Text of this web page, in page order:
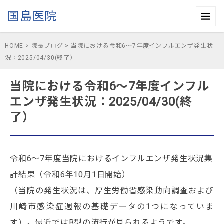
国島医院
HOME > 院長ブログ > 当院における令和6～7年度インフルエンザ発生状
況：2025/04/30(終了）
当院における令和6～7年度インフル
エンザ発生状況：2025/04/30(終
了）
令和6〜7年度当院におけるインフルエンザ発生状況集
計結果（令和6年10月1日開始）
（当院の発生状況は、 厚生労働省感染動向調査および
川崎市感染症週報 の基礎データの1つになっていま